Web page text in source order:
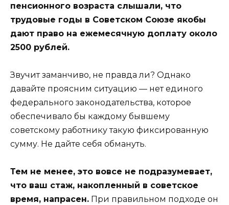
пенсионного возраста слышали, что
трудовые годы в Советском Союзе якобы
дают право на ежемесячную доплату около
2500 рублей.
Звучит заманчиво, не правда ли? Однако
давайте проясним ситуацию — нет единого
федерального законодательства, которое
обеспечивало бы каждому бывшему
советскому работнику такую фиксированную
сумму. Не дайте себя обмануть.
Тем не менее, это вовсе не подразумевает,
что ваш стаж, накопленный в советское
время, напрасен. При правильном подходе он